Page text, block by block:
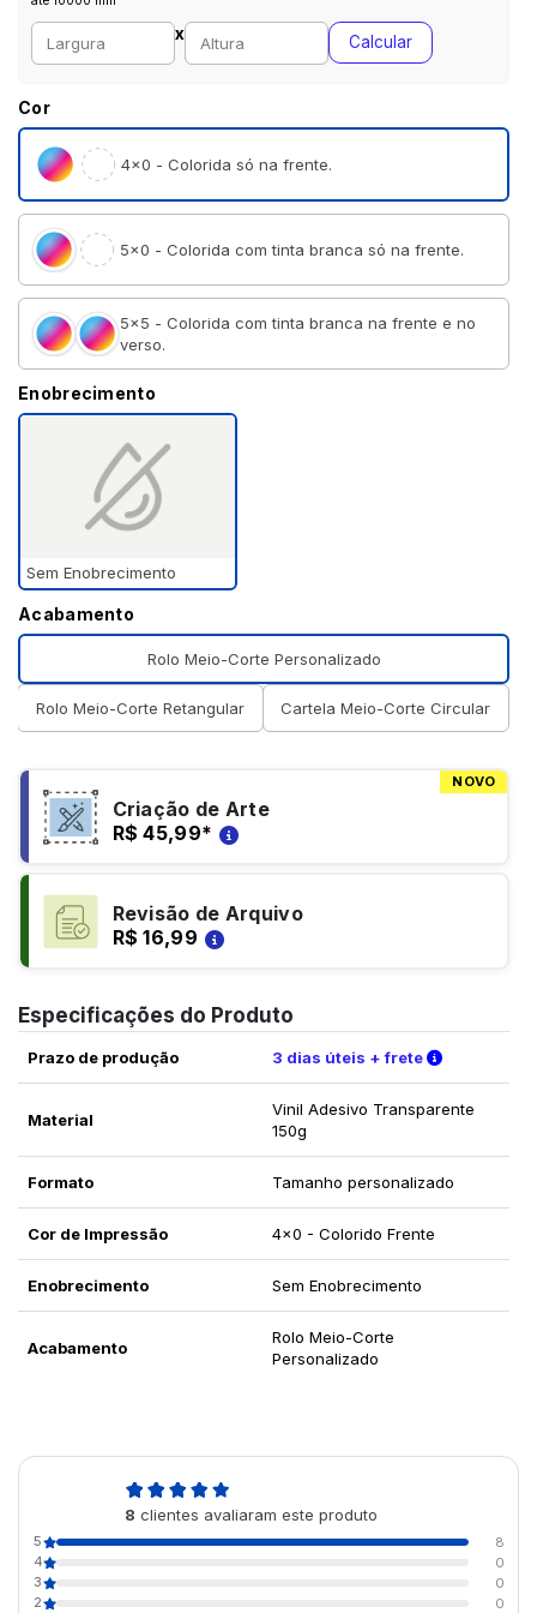
Largura personalizada (mm)
x
Altura personalizada (mm)
Calcular
Cor
4×0 - Colorida só na frente.
5×0 - Colorida com tinta branca só na frente.
5×5 - Colorida com tinta branca na frente e no
verso.
Enobrecimento
Sem Enobrecimento
Acabamento
Rolo Meio-Corte Personalizado
Rolo Meio-Corte Retangular Cartela Meio-Corte Circular
NOVO
Criação de Arte
R$ 45,99*
Revisão de Arquivo
R$ 16,99
Especificações do Produto
Prazo de produção 3 dias úteis + frete Verifique
Material
Vinil Adesivo Transparente
150g
Formato Tamanho personalizado
Cor de Impressão 4x0 - Colorido Frente
Enobrecimento Sem Enobrecimento
Acabamento
Rolo Meio-Corte
Personalizado
8 clientes avaliaram este produto
5
8
4
0
3
0
2
0